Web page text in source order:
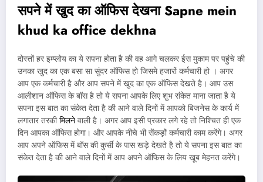
सपने में खुद का ऑफिस देखना Sapne mein
khud ka office dekhna
दोस्तों हर इम्प्लोय का ये सपना होता है की वह आगे चलकर ईस मुकाम पर पहुंचे की
उनका खुद का एक बसा सा सुंदर ऑफिस हो जिसमे हजारों कर्मचारी हो । अगर
आप एक कर्मचारी है और आप सपने में खुद का एक ऑफिस देखते है। आप उस
आलीशान ऑफिस के बॉस है तो ये सपना आपके लिए शुभ संकेत माना जाता है ये
सपना इस बात का संकेत देता है की आने वाले दिनों में आपको बिजनेस के कार्य में
लगातार तरकीमिलने वाली है। अगर आप इसी प्रकार लगे रहे तो निश्चित ही एक
दिन आपका ऑफिस होगा। और आपके नीचे भी सेंकड़ों कर्मचारी काम करेंगे। अगर
आप अपने ऑफिस में बॉस की कुर्सी के पास खड़े देखते है तो ये सपना इस बात का
संकेत देता है की आने वाले दिनों में आप अपने ऑफिस के लिय खूब मेहनत करेंगे।